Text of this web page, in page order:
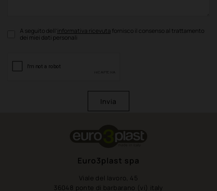
A seguito dell’informativa ricevuta fornisco il consenso al trattamento
dei miei dati personali
Invia
Euro3plast spa
Viale del lavoro, 45
36048 ponte di barbarano (vi) italy